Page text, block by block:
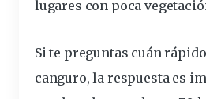
lugares con poca
Si te preguntas cuán
canguro, la respuesta es